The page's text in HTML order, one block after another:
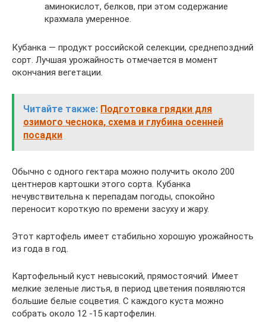
аминокислот, белков, при этом содержание
крахмала умеренное.
Кубанка — продукт российской селекции, среднепоздний
сорт. Лучшая урожайность отмечается в момент
окончания вегетации.
Читайте также: Подготовка грядки для
озимого чеснока, схема и глубина осенней
посадки
Обычно с одного гектара можно получить около 200
центнеров картошки этого сорта. Кубанка
нечувствительна к перепадам погоды, спокойно
переносит короткую по времени засуху и жару.
Этот картофель имеет стабильно хорошую урожайность
из года в год.
Картофельный куст невысокий, прямостоячий. Имеет
мелкие зеленые листья, в период цветения появляются
большие белые соцветия. С каждого куста можно
собрать около 12 -15 картофелин.